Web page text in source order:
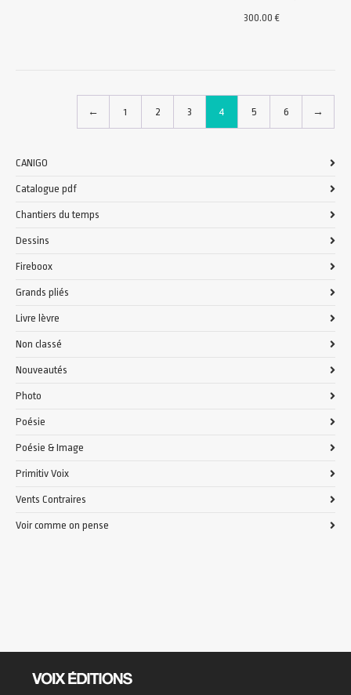
300.00€
← 1 2 3 4 5 6 →
CANIGO
Catalogue pdf
Chantiers du temps
Dessins
Fireboox
Grands pliés
Livre lèvre
Non classé
Nouveautés
Photo
Poésie
Poésie & Image
Primitiv Voix
Vents Contraires
Voir comme on pense